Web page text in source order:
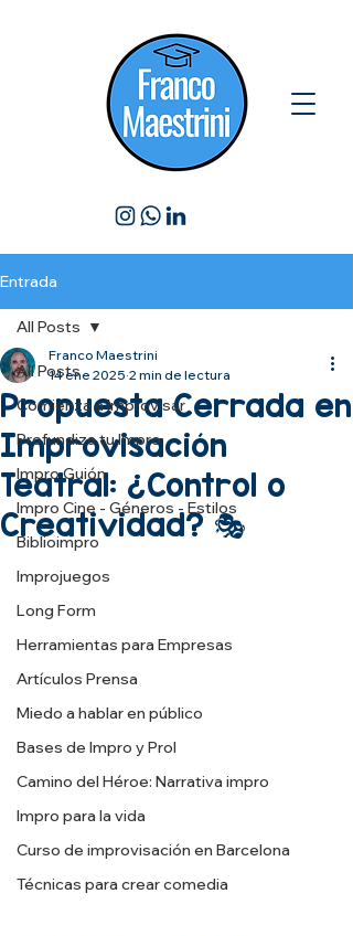
Entrada
All Posts
Comienza a Improvisar
Profundiza tu Impro
Impro Guión
Impro Cine - Géneros - Estilos
Biblioimpro
Improjuegos
Long Form
Herramientas para Empresas
Artículos Prensa
Miedo a hablar en público
Bases de Impro y Prol
Camino del Héroe: Narrativa impro
Impro para la vida
Curso de improvisación en Barcelona
Técnicas para crear comedia
All Posts
Propuesta Cerrada en
Improvisación
Teatral: ¿Control o
Creatividad? 🎭
Franco Maestrini
14 ene 2025 2 min de lectura